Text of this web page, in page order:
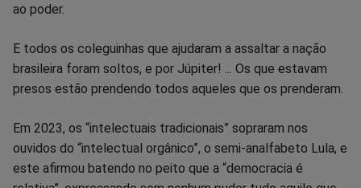
ao poder.
E todos os coleguinhas que ajudaram a assaltar a nação
brasileira foram soltos, e por Júpiter! ... Os que estavam
presos estão prendendo todos aqueles que os prenderam.
Em 2023, os “intelectuais tradicionais” sopraram nos
ouvidos do “intelectual orgânico”, o semi-analfabeto Lula, e
este afirmou batendo no peito que a “democracia é